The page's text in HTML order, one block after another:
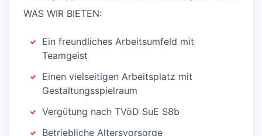
WAS WIR BIETEN:
Ein freundliches Arbeitsumfeld mit
Teamgeist
Einen vielseitigen Arbeitsplatz mit
Gestaltungsspielraum
Vergütung nach TVöD SuE S8b
Betriebliche Altersvorsorge